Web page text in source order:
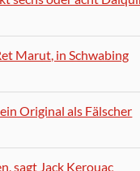
Marut, in Schwabing
Original als Fälscher
sagt Jack Kerouac